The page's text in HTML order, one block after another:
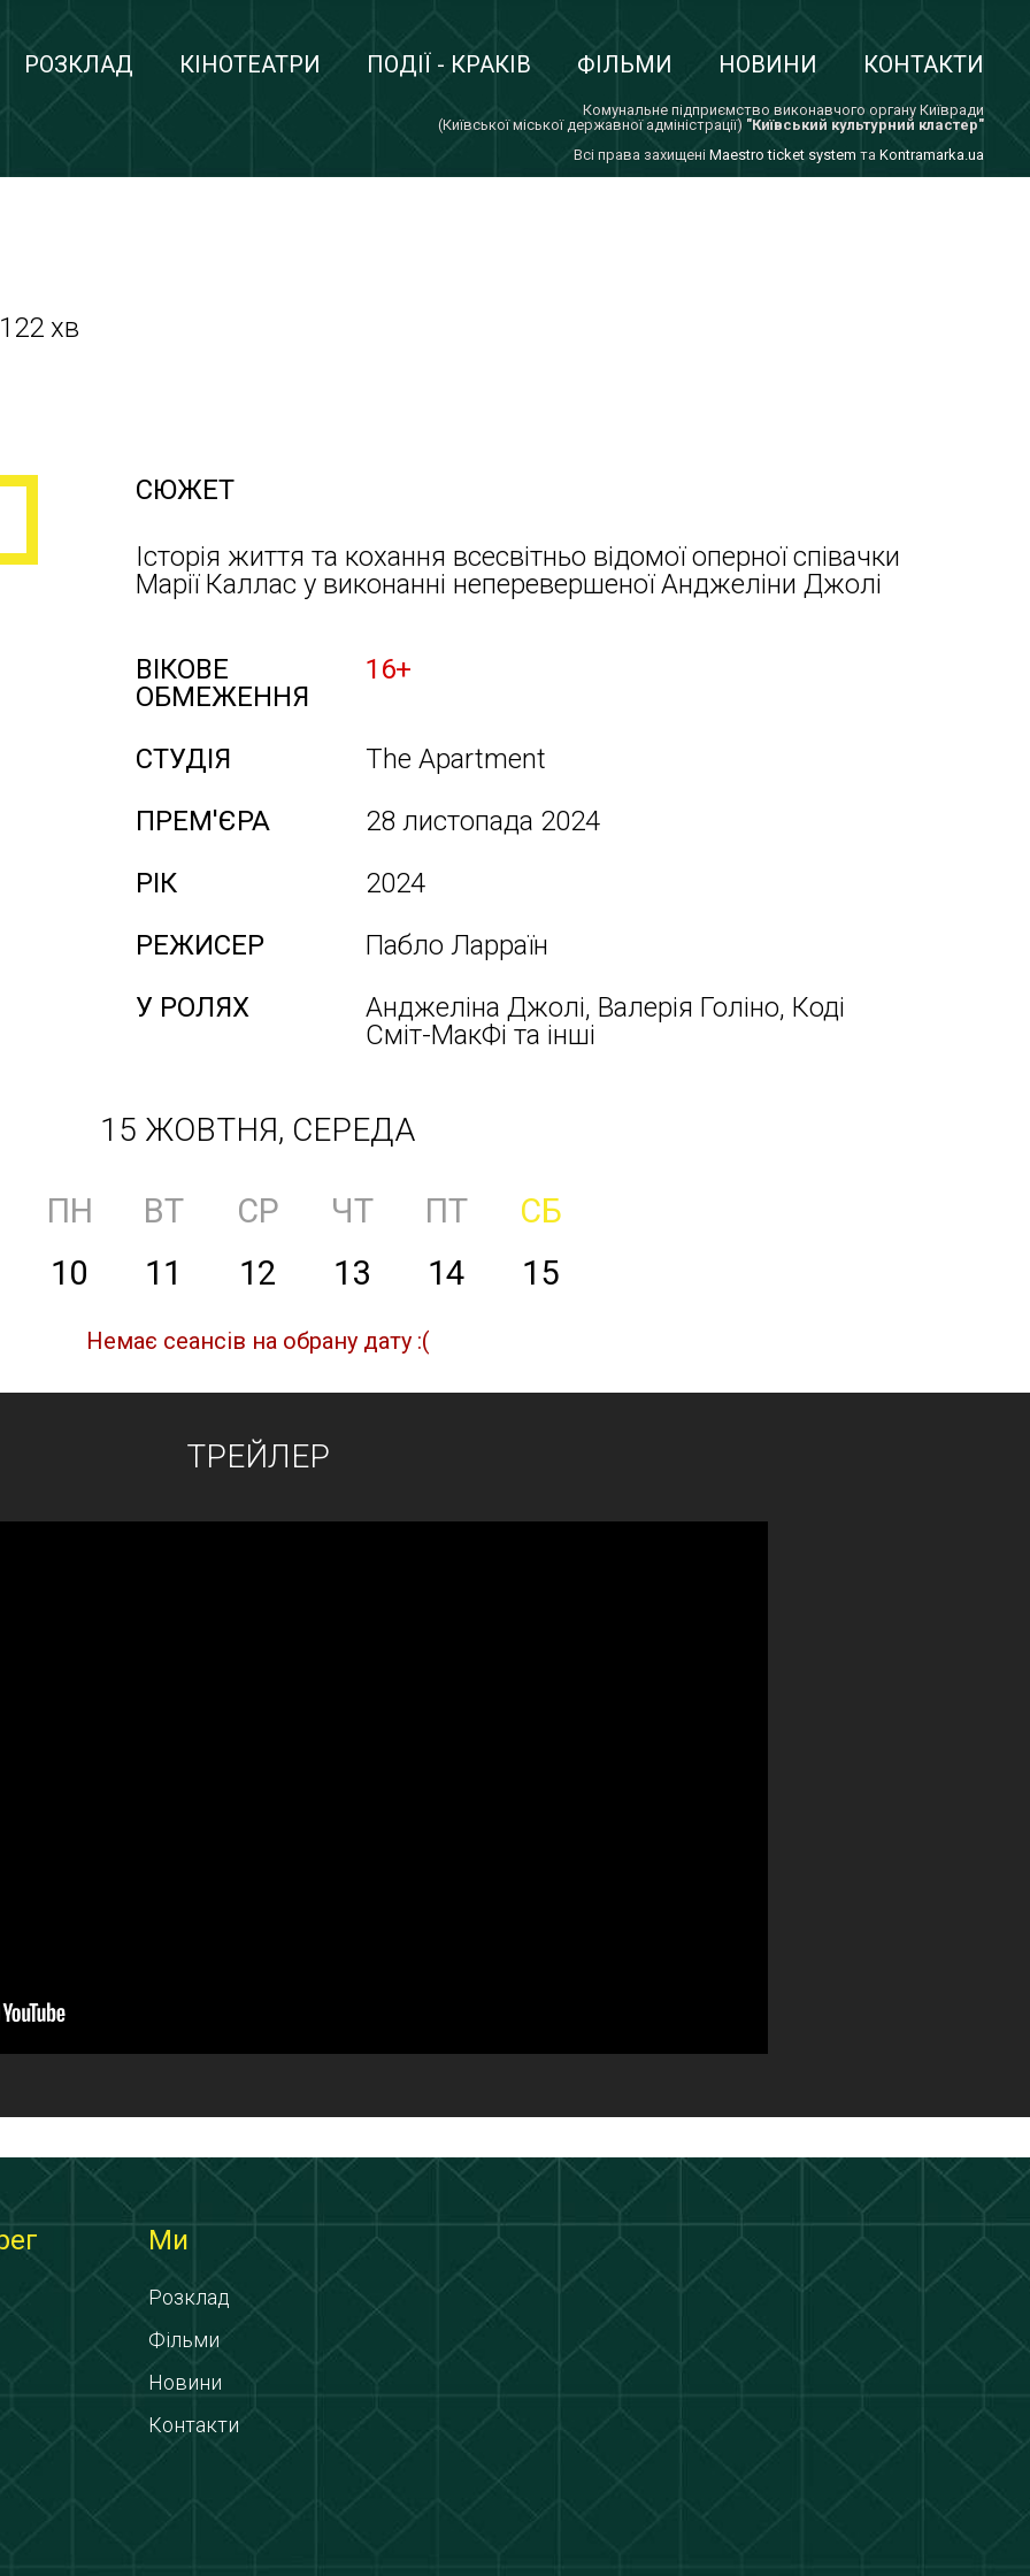
РОЗКЛАД КІНОТЕАТРИ ПОДІЇ - КРАКІВ ФІЛЬМИ НОВИНИ КОНТАКТИ
Комунальне підприємство виконавчого органу Київради
(Київської міської державної адміністрації) "Київський культурний кластер"
Всi права захищенi Maestro ticket system та Kontramarka.ua
хв
СЮЖЕТ
Історія життя та кохання всесвітньо відомої оперної співачки
Марії Каллас у виконанні неперевершеної Анджеліни Джолі
ВІКОВЕ
ОБМЕЖЕННЯ
16+
СТУДІЯ
The Apartment
ПРЕМ'ЄРА
28 листопада 2024
РІК
2024
РЕЖИСЕР
Пабло Ларраїн
У РОЛЯХ
Анджеліна Джолі, Валерія Голіно, Коді
Сміт-МакФі та інші
15 ЖОВТНЯ, СЕРЕДА
ПН ВТ СР ЧТ ПТ
СБ
10 11 12 13 14 15
Немає сеансів на обрану дату :(
ТРЕЙЛЕР
Ми
Розклад
Фільми
Новини
Контакти